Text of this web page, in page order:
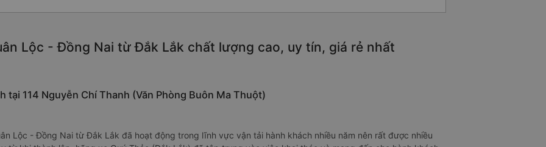
Lộc - Đồng Nai từ Đắk Lắk chất lượng cao, uy tín, giá rẻ nhất
tại 114 Nguyễn Chí Thanh (Văn Phòng Buôn Ma Thuột)
Lộc - Đồng Nai từ Đắk Lắk đã hoạt động trong lĩnh vực vận tải hành khách nhiều năm nên rất được nhiều